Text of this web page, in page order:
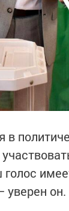
уверен он.